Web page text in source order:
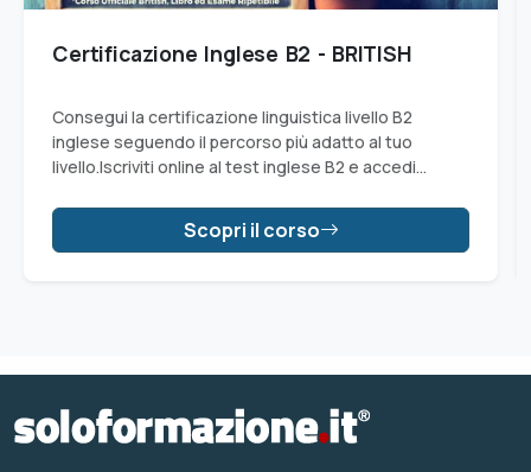
Certificazione Inglese B2 - BRITISH
Consegui la certificazione linguistica livello B2
inglese seguendo il percorso più adatto al tuo
livello.Iscriviti online al test inglese B2 e accedi
Scopri il corso